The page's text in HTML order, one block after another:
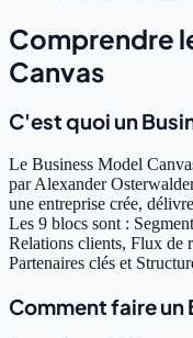
Comprendre
Canvas
C'est quoi un
Le Business Model
par Alexander
une entreprise crée,
Les 9 blocs sont :
Relations clients, Flux de
Partenaires clés et
Comment faire un